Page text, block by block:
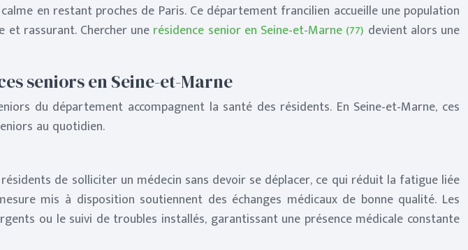
en restant proches de Paris. Ce département francilien accueille une population
rassurant. Chercher une résidence senior en Seine-et-Marne (77) devient alors une
seniors en Seine-et-Marne
du département accompagnent la santé des résidents. En Seine-et-Marne, ces
au quotidien.
de solliciter un médecin sans devoir se déplacer, ce qui réduit la fatigue liée
mis à disposition soutiennent des échanges médicaux de bonne qualité. Les
ou le suivi de troubles installés, garantissant une présence médicale constante